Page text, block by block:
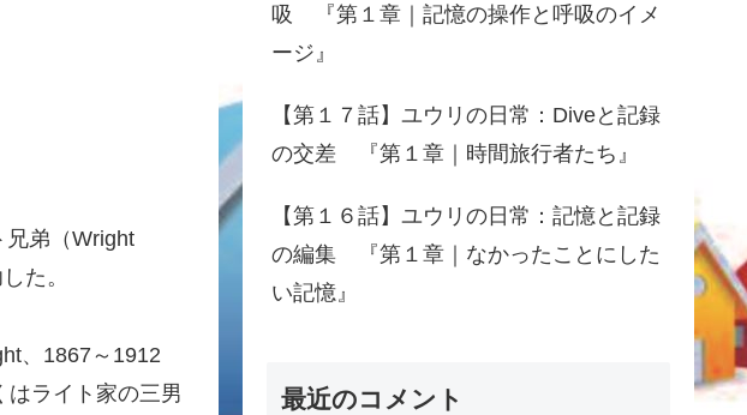
兄弟（Wright
た。
、1867～1912
ライト家の三男
吸 『第１章｜記憶の操作と呼吸のイメ
ージ』
【第１７話】ユウリの日常：Diveと記録
の交差 『第１章｜時間旅行者たち』
【第１６話】ユウリの日常：記憶と記録
の編集 『第１章｜なかったことにした
い記憶』
最近のコメント